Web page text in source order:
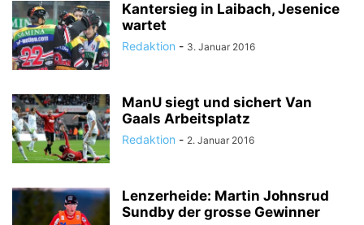
Kantersieg in Laibach, Jesenice
wartet
Redaktion - 3. Januar 2016
ManU siegt und sichert Van
Gaals Arbeitsplatz
Redaktion - 2. Januar 2016
Lenzerheide: Martin Johnsrud
Sundby der grosse Gewinner